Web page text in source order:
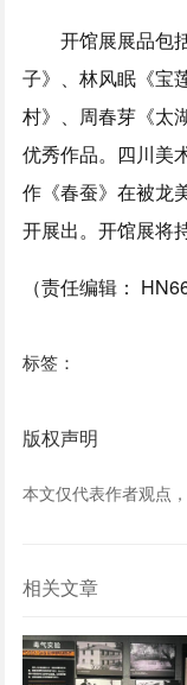
开馆展展品包括
子》、林风眠《宝
村》、周春芽《太
优秀作品。四川美
作《春蚕》在被龙
开展出。开馆展将
（责任编辑：
标签：
版权声明
本文仅代表作者观点
相关文章